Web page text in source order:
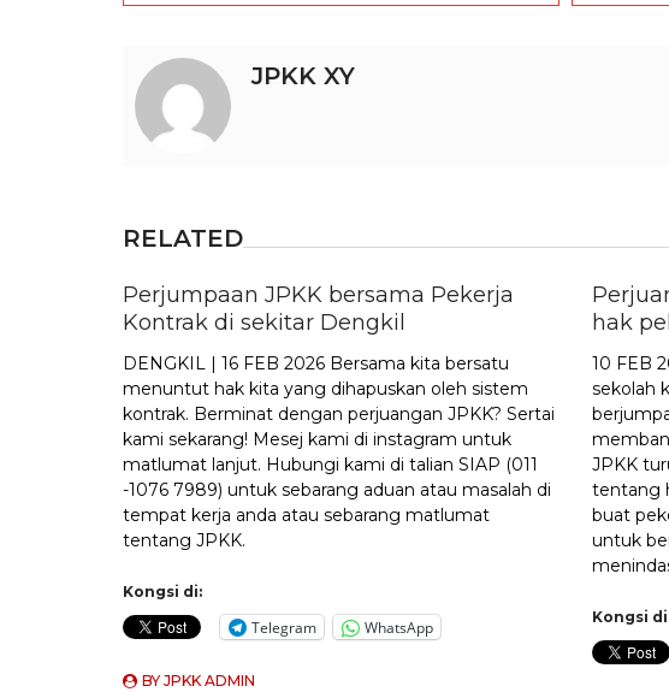
JPKK XY
RELATED
Perjumpaan JPKK bersama Pekerja
Kontrak di sekitar Dengkil
DENGKIL | 16 FEB 2026 Bersama kita bersatu
menuntut hak kita yang dihapuskan oleh sistem
kontrak. Berminat dengan perjuangan JPKK? Sertai
kami sekarang! Mesej kami di instagram untuk
matlumat lanjut. Hubungi kami di talian SIAP (011
-1076 7989) untuk sebarang aduan atau masalah di
tempat kerja anda atau sebarang matlumat
tentang JPKK.
Kongsi di:
Telegram WhatsApp
BYJPKK ADMIN
hak
10 FEB
sekolah
JPKK
tentang
buat
untuk
Kongsi